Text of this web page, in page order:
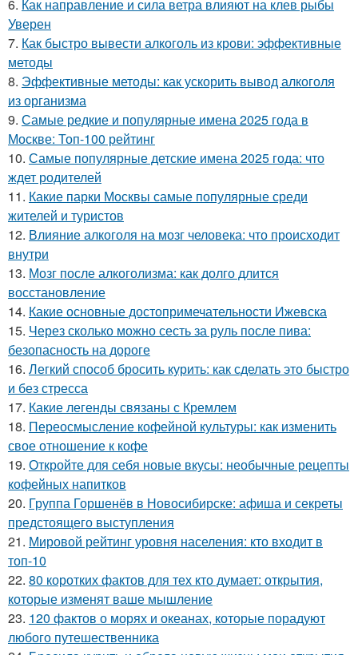
6. Как направление и сила ветра влияют на клев рыбы
Уверен
7. Как быстро вывести алкоголь из крови: эффективные
методы
8. Эффективные методы: как ускорить вывод алкоголя
из организма
9. Самые редкие и популярные имена 2025 года в
Москве: Топ-100 рейтинг
10. Самые популярные детские имена 2025 года: что
ждет родителей
11. Какие парки Москвы самые популярные среди
жителей и туристов
12. Влияние алкоголя на мозг человека: что происходит
внутри
13. Мозг после алкоголизма: как долго длится
восстановление
14. Какие основные достопримечательности Ижевска
15. Через сколько можно сесть за руль после пива:
безопасность на дороге
16. Легкий способ бросить курить: как сделать это быстро
и без стресса
17. Какие легенды связаны с Кремлем
18. Переосмысление кофейной культуры: как изменить
свое отношение к кофе
19. Откройте для себя новые вкусы: необычные рецепты
кофейных напитков
20. Группа Горшенёв в Новосибирске: афиша и секреты
предстоящего выступления
21. Мировой рейтинг уровня населения: кто входит в
топ-10
22. 80 коротких фактов для тех кто думает: открытия,
которые изменят ваше мышление
23. 120 фактов о морях и океанах, которые порадуют
любого путешественника